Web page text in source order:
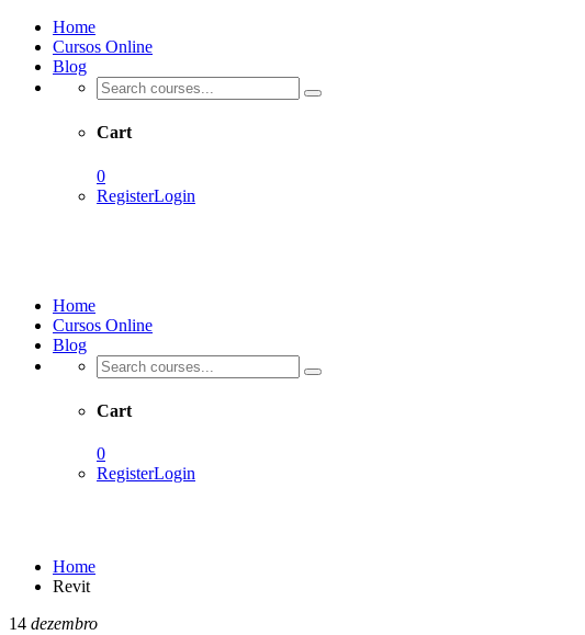
Home
Cursos Online
Blog
Cart
0
RegisterLogin
Home
Cursos Online
Blog
Cart
0
RegisterLogin
Home
Revit
14 dezembro